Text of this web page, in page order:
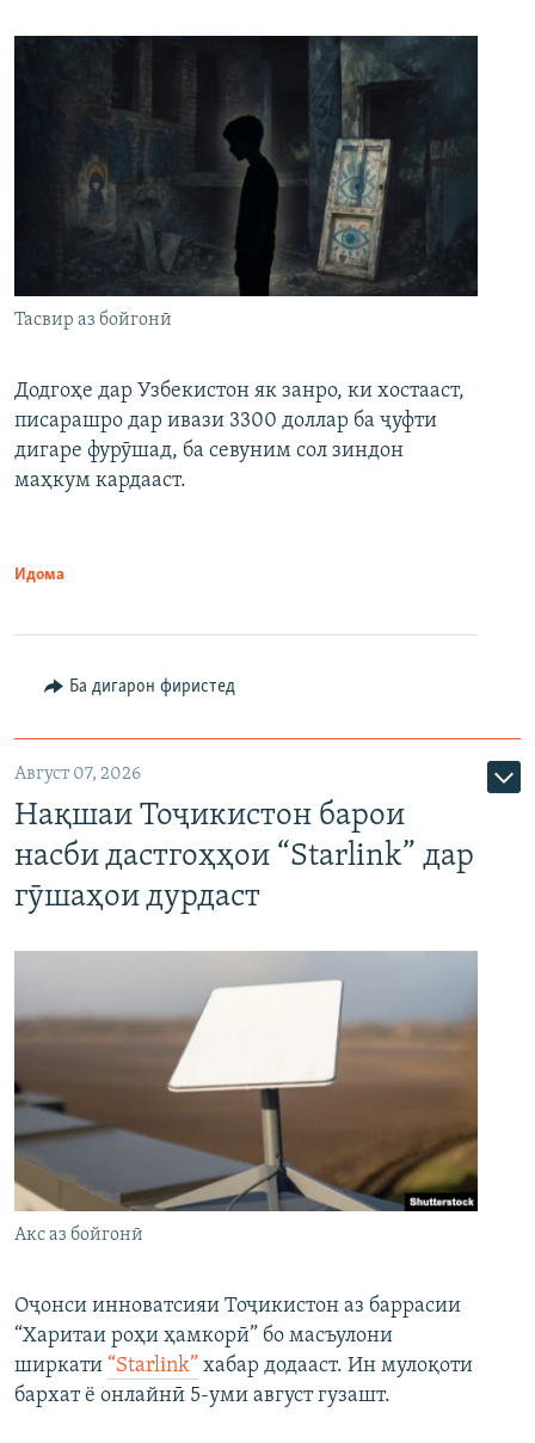
Тасвир аз бойгонӣ
Додгоҳе дар Узбекистон як занро, ки хостааст,
писарашро дар ивази 3300 доллар ба ҷуфти
дигаре фурӯшад, ба севуним сол зиндон
маҳкум кардааст.
Идома
Ба дигарон фиристед
Август 07, 2026
Нақшаи Тоҷикистон барои
насби дастгоҳҳои “Starlink” дар
гӯшаҳои дурдаст
Акс аз бойгонӣ
Оҷонси инноватсияи Тоҷикистон аз баррасии
“Харитаи роҳи ҳамкорӣ” бо масъулони
ширкати “Starlink” хабар додааст. Ин мулоқоти
бархат ё онлайнӣ 5-уми август гузашт.